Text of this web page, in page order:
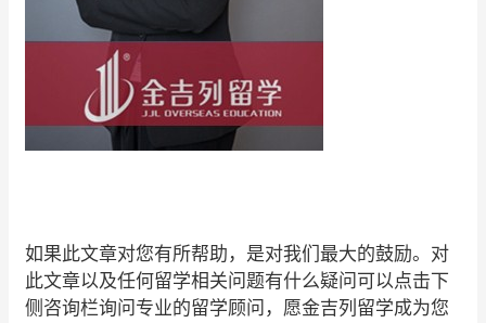
如果此文章对您有所帮助，是对我们最大的鼓励。对
此文章以及任何留学相关问题有什么疑问可以点击下
侧咨询栏询问专业的留学顾问，愿金吉列留学成为您